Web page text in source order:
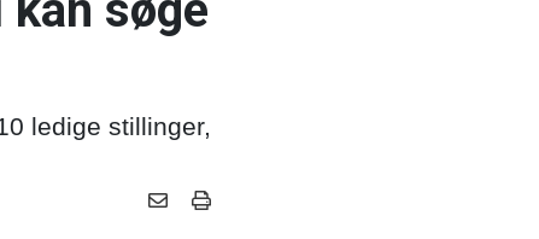
ledige stillinger,